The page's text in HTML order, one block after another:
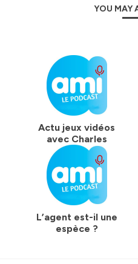
YOU MAY
Actu jeux vidéos
avec Charles
L’agent est-il une
espèce ?